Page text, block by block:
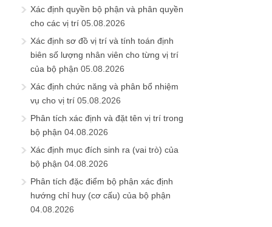
Xác định quyền bộ phận và phân quyền
cho các vị trí 05.08.2026
Xác định sơ đồ vị trí và tính toán định
biên số lượng nhân viên cho từng vị trí
của bộ phận 05.08.2026
Xác định chức năng và phân bổ nhiệm
vụ cho vị trí 05.08.2026
Phân tích xác định và đặt tên vị trí trong
bộ phận 04.08.2026
Xác định mục đích sinh ra (vai trò) của
bộ phận 04.08.2026
Phân tích đặc điểm bộ phận xác định
hướng chỉ huy (cơ cấu) của bộ phận
04.08.2026